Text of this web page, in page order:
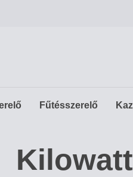
Fűtésszerelő